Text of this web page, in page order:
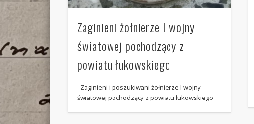
Zaginieni żołnierze I wojny
światowej pochodzący z
powiatu łukowskiego
Zaginieni i poszukiwani żołnierze I wojny
światowej pochodzący z powiatu łukowskiego